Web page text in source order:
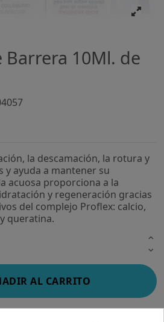
Barrera 10Ml. de
la descamación, la rotura y
y ayuda a mantener su
acuosa proporciona a la
y regeneración gracias
del complejo Proflex: calcio,
queratina.
AL CARRITO